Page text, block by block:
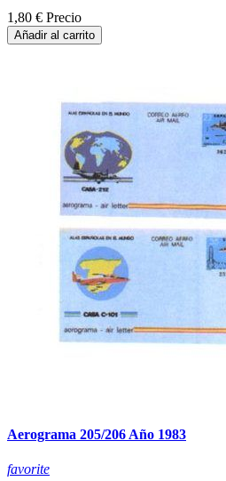
1,80 € Precio
Añadir al carrito
Aerograma 205/206 Año 1983
favorite